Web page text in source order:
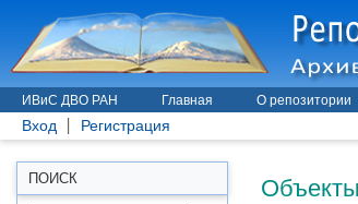
ИВиС ДВО РАН Главная О репозитории
Вход Регистрация
ПОИСК